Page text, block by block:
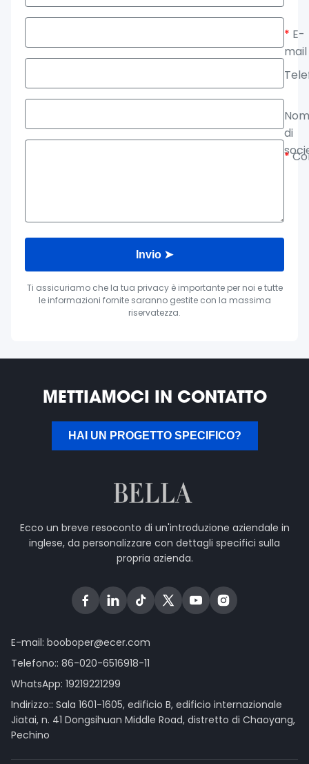
* E-
mail
di
*
Invio ➤
Ti assicuriamo che la tua privacy è importante per noi e tutte
le informazioni fornite saranno gestite con la massima
riservatezza.
METTIAMOCI IN CONTATTO
HAI UN PROGETTO SPECIFICO?
Ecco un breve resoconto di un'introduzione aziendale in
inglese, da personalizzare con dettagli specifici sulla
propria azienda.
E-mail: booboper@ecer.com
Telefono:: 86-020-6516918-11
WhatsApp: 19219221299
Indirizzo:: Sala 1601-1605, edificio B, edificio internazionale
Jiatai, n. 41 Dongsihuan Middle Road, distretto di Chaoyang,
Pechino